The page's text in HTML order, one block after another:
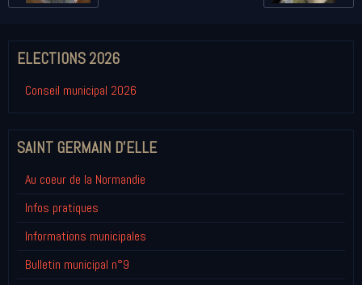
ELECTIONS 2026
Conseil municipal 2026
SAINT GERMAIN D'ELLE
Au coeur de la Normandie
Infos pratiques
Informations municipales
Bulletin municipal n°9